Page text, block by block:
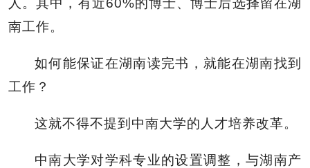
人。其中，有近60%的博士、博士后选择留在湖
南工作。
如何能保证在湖南读完书，就能在湖南找到
工作？
这就不得不提到中南大学的人才培养改革。
中南大学对学科专业的设置调整，与湖南产